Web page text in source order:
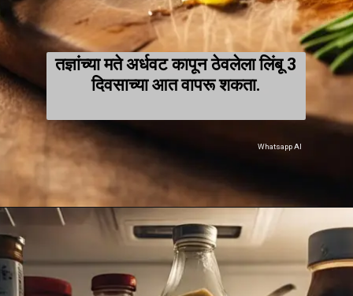
तज्ञांच्या मते अर्धवट कापून ठेवलेला लिंबू 3
दिवसाच्या आत वापरू शकता.
Whatsapp AI